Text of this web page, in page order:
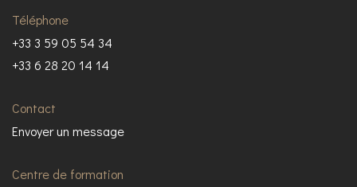
Téléphone
+33 3 59 05 54 34
+33 6 28 20 14 14
Contact
Envoyer un message
Centre de formation